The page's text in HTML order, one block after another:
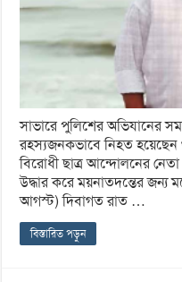
সাভারে পুলিশের অভিযানের
রহস্যজনকভাবে নিহত হয়েছেন
বিরোধী ছাত্র আন্দোলনের
উদ্ধার করে ময়নাতদন্তের জন্য
আগস্ট) দিবাগত রাত …
বিস্তারিত পড়ুন